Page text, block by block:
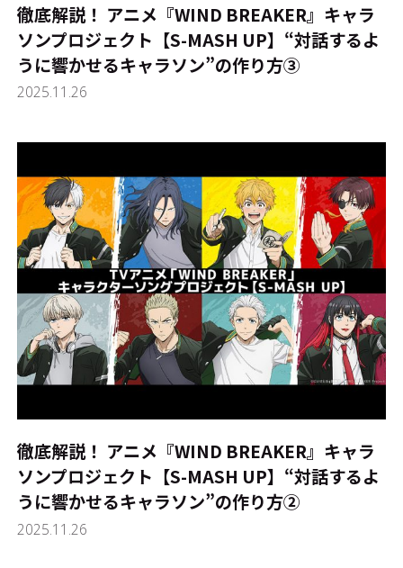
徹底解説！ アニメ『WIND BREAKER』キャラ
ソンプロジェクト【S-MASH UP】――“対話するよ
うに響かせるキャラソン”の作り方③
2025.11.26
徹底解説！ アニメ『WIND BREAKER』キャラ
ソンプロジェクト【S-MASH UP】――“対話するよ
うに響かせるキャラソン”の作り方②
2025.11.26